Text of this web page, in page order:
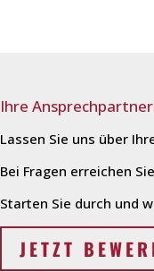
Ihre
Lassen Sie uns über
Bei Fragen erreichen
Starten Sie durch und
JETZT